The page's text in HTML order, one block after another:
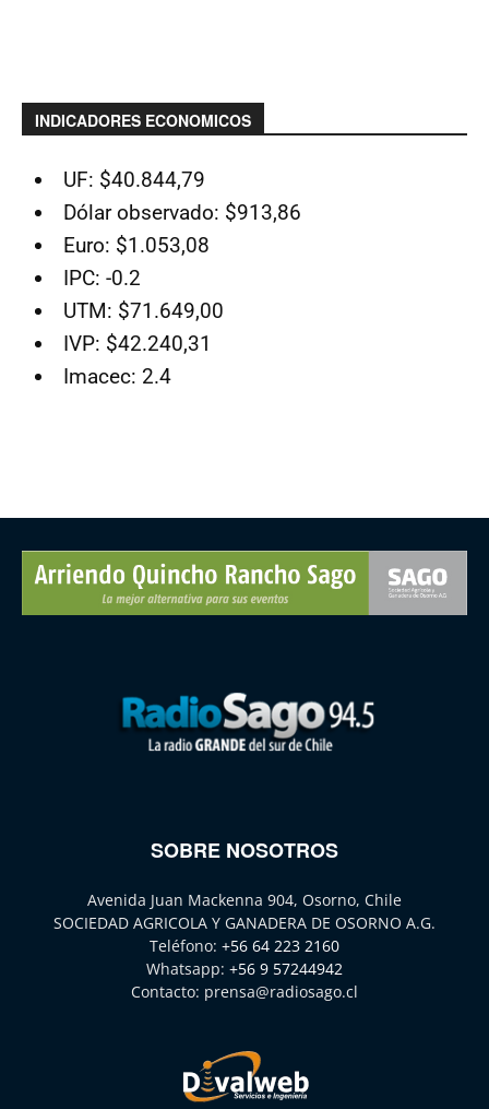
INDICADORES ECONOMICOS
UF: $40.844,79
Dólar observado: $913,86
Euro: $1.053,08
IPC: -0.2
UTM: $71.649,00
IVP: $42.240,31
Imacec: 2.4
SOBRE NOSOTROS
Avenida Juan Mackenna 904, Osorno, Chile
SOCIEDAD AGRICOLA Y GANADERA DE OSORNO A.G.
Teléfono: +56 64 223 2160
Whatsapp: +56 9 57244942
Contacto: prensa@radiosago.cl